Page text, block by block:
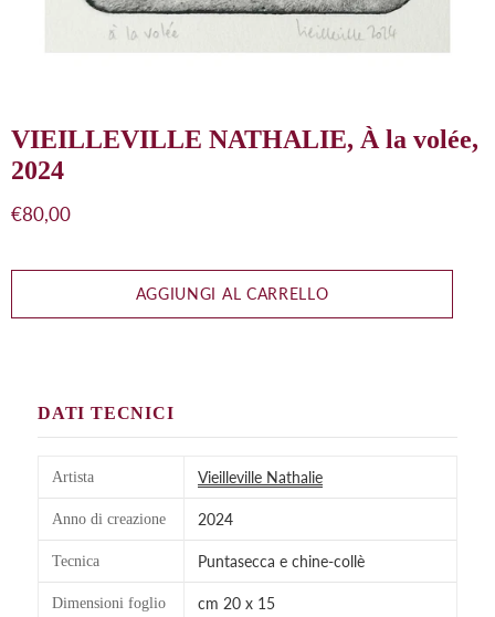
VIEILLEVILLE NATHALIE, À la volée,
2024
Prezzo
listino
€80,00
AGGIUNGI AL CARRELLO
DATI TECNICI
Artista Vieilleville Nathalie
Anno di creazione 2024
Tecnica Puntasecca e chine-collè
Dimensioni foglio cm 20 x 15